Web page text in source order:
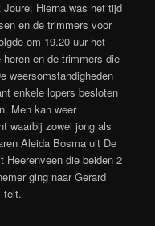
Hierna was het tijd
en de trimmers voor
om 19.20 uur het
en de trimmers die
weersomstandigheden
enkele lopers besloten
Men kan weer
waarbij zowel jong als
Aleida Bosma uit De
Heerenveen die beiden 2
ging naar Gerard
telt.